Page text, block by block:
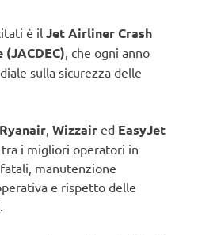
è il Jet Airliner Crash
, che ogni anno
sulla sicurezza delle
Ryanair, Wizzair ed EasyJet
i migliori operatori in
manutenzione
e rispetto delle